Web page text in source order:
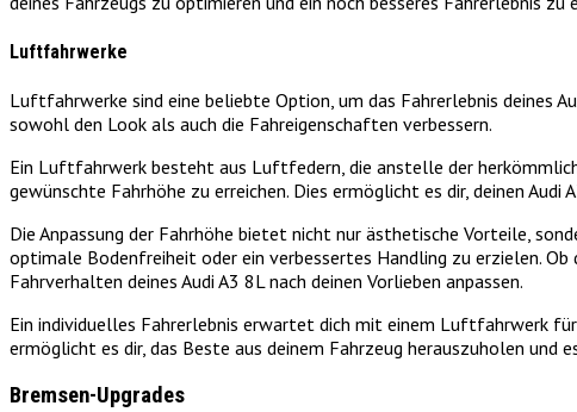
Luftfahrwerke
Luftfahrwerke sind eine beliebte Option, um das Fahrerlebnis deines
sowohl den Look als auch die Fahreigenschaften verbessern.
Ein Luftfahrwerk besteht aus Luftfedern, die anstelle der
gewünschte Fahrhöhe zu erreichen. Dies ermöglicht es dir, deinen
Die Anpassung der Fahrhöhe bietet nicht nur ästhetische Vorteile,
optimale Bodenfreiheit oder ein verbessertes Handling zu erzielen.
Fahrverhalten deines Audi A3 8L nach deinen Vorlieben anpassen.
Ein individuelles Fahrerlebnis erwartet dich mit einem Luftfahrwerk
ermöglicht es dir, das Beste aus deinem Fahrzeug herauszuholen und
Bremsen-Upgrades